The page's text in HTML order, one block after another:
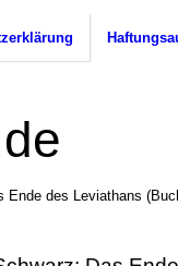
Ende des Leviathans